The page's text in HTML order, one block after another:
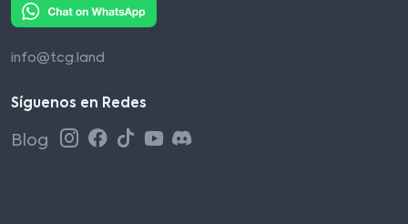
info@tcg.land
Síguenos en Redes
Blog